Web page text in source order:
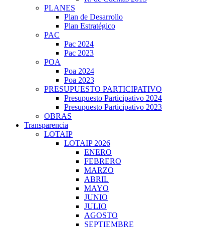
PLANES
Plan de Desarrollo
Plan Estratégico
PAC
Pac 2024
Pac 2023
POA
Poa 2024
Poa 2023
PRESUPUESTO PARTICIPATIVO
Presupuesto Participativo 2024
Presupuesto Participativo 2023
OBRAS
Transparencia
LOTAIP
LOTAIP 2026
ENERO
FEBRERO
MARZO
ABRIL
MAYO
JUNIO
JULIO
AGOSTO
SEPTIEMBRE